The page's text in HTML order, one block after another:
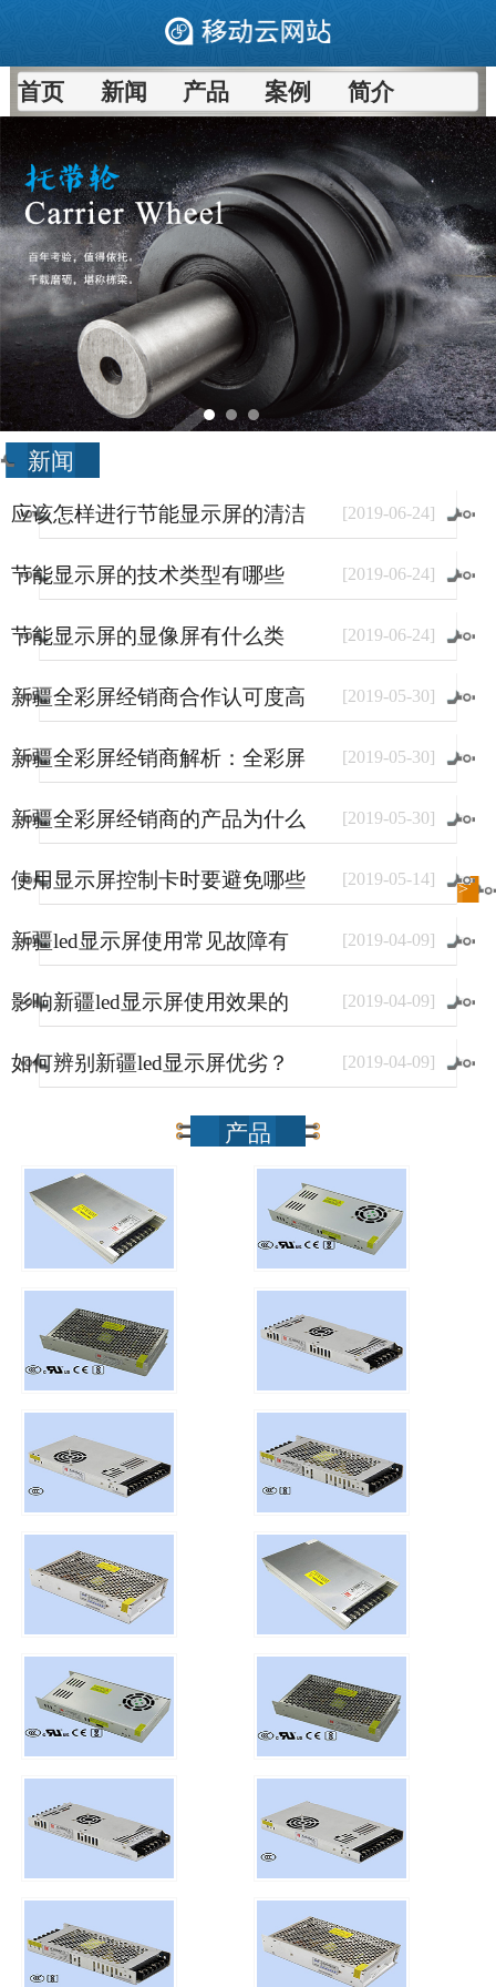
首页 新闻 产品 案例 简介
新闻
应该怎样进行节能显示屏的清洁
和保养
[2019-06-24]
节能显示屏的技术类型有哪些 [2019-06-24]
节能显示屏的显像屏有什么类
型？
[2019-06-24]
新疆全彩屏经销商合作认可度高
的原因
[2019-05-30]
新疆全彩屏经销商解析：全彩屏
使用量大幅上涨的原因
[2019-05-30]
新疆全彩屏经销商的产品为什么
销量好？
[2019-05-30]
使用显示屏控制卡时要避免哪些
事情？
[2019-05-14]
新疆led显示屏使用常见故障有
哪些？
[2019-04-09]
影响新疆led显示屏使用效果的
因素有哪些？
[2019-04-09]
如何辨别新疆led显示屏优劣？ [2019-04-09]
进入新闻 频道>>
产品